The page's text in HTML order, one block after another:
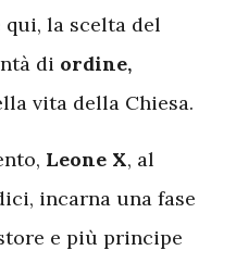
qui, la scelta del
di ordine,
vita della Chiesa.
Leone X, al
incarna una fase
e più principe